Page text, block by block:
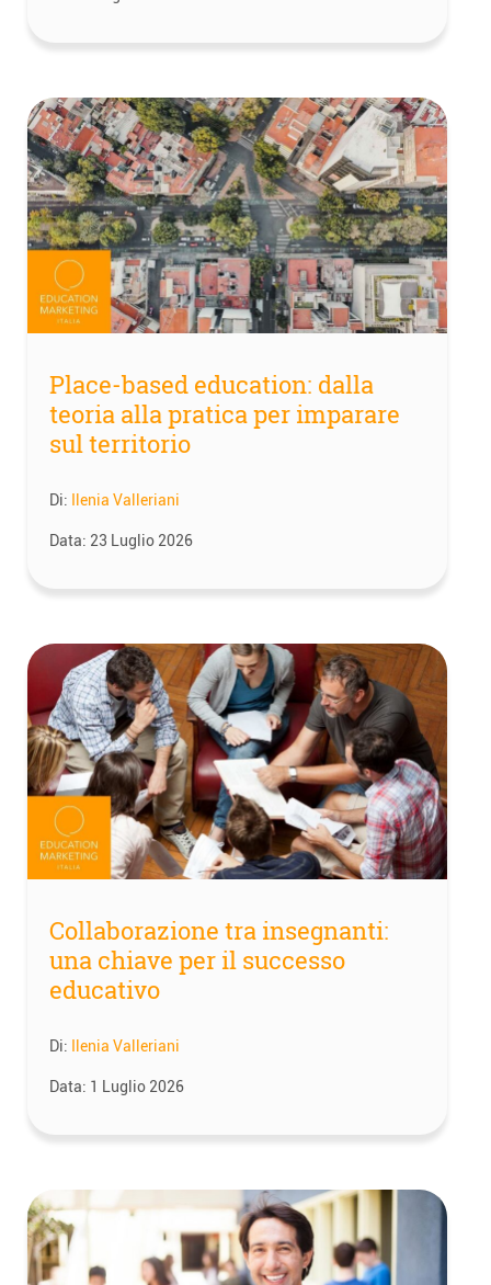
Place-based education: dalla
teoria alla pratica per imparare
sul territorio
Di: Ilenia Valleriani
Data: 23 Luglio 2026
Collaborazione tra insegnanti:
una chiave per il successo
educativo
Di: Ilenia Valleriani
Data: 1 Luglio 2026